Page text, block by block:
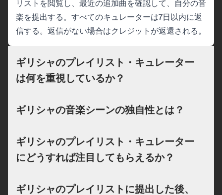
リストを閲覧し、最近の追加曲を確認して、自分の音
楽を提出する。すべてのキュレーターは7日以内に返
信する。返信がない場合はクレジットが返還される。
ギリシャのプレイリスト・キュレーター
は何を重視しているか？
ギリシャの音楽シーンの独自性とは？
ギリシャのプレイリスト・キュレーター
にどうすれば注目してもらえるか？
ギリシャのプレイリストに提出した後、